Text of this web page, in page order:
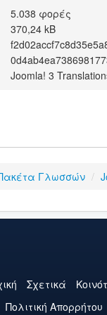
5.038 φορές
370,24 kB
Joomla! 3
Γλωσσών /
Σχετικά
Πολιτική Aπορρήτου